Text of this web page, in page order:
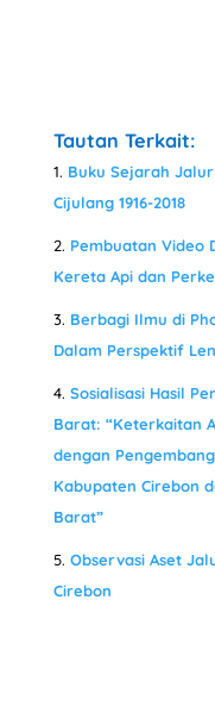
Tautan Terkait:
Buku Sejarah
Cijulang 1916-2018
Pembuatan Video
Kereta Api dan
Berbagi Ilmu di
Dalam Perspektif
Sosialisasi Hasil
Barat: “Keterkaitan
dengan
Kabupaten Cirebon
Barat”
Observasi Aset
Cirebon